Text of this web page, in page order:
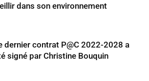
dans son environnement
dernier contrat P@C 2022-2028 a
signé par Christine Bouquin